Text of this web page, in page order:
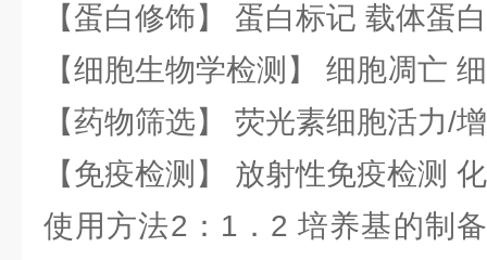
【蛋白修饰】 蛋白标记 载体蛋
【细胞生物学检测】 细胞凋亡
【药物筛选】 荧光素细胞活力/
【免疫检测】 放射性免疫检测
使用方法2：1．2 培养基的制